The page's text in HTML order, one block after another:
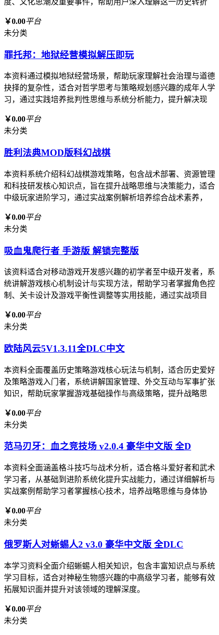
度、文化思潮及重要事件，帮助用户深入理解这一历史转折
￥0.00平台
未分类
罪托邦：地狱经营模拟解压即玩
本资料通过模拟地狱经营场景，帮助玩家理解社会治理与道德
抉择的复杂性，适合对哲学思考与策略规划感兴趣的成年人学
习，通过实践培养批判性思维与系统分析能力，提升解决现
￥0.00平台
未分类
胜利法典MOD版科幻战棋
本资料系统介绍科幻战棋游戏策略，包含战术部署、资源管理
和科技研发核心知识点，旨在提升战略思维与决策能力，适合
中级玩家进阶学习，通过实战案例解析培养综合战术素养，
￥0.00平台
未分类
吸血鬼爬行者 手游版 解锁完整版
该资料适合对移动游戏开发感兴趣的初学者至中级开发者，系
统讲解游戏核心机制设计与实现方法，帮助学习者掌握角色控
制、关卡设计及游戏平衡性调整等实用技能，通过实战项目
￥0.00平台
未分类
欧陆风云5V1.3.11全DLC中文
本资料全面覆盖历史策略游戏核心玩法与机制，适合历史爱好
及策略游戏入门者，系统讲解国家管理、外交互动与军事扩张
知识，帮助玩家掌握游戏基础操作与高级策略，提升战略思
￥0.00平台
未分类
范马刃牙：血之竞技场 v2.0.4 豪华中文版 全D
本资料全面涵盖格斗技巧与战术分析，适合格斗爱好者和武术
学习者，从基础到进阶系统化提升实战能力，通过详细解析与
实战案例帮助学习者掌握核心技术，培养战略思维与身体协
￥0.00平台
未分类
俄罗斯人对蜥蜴人2 v3.0 豪华中文版 全DLC
本学习资料全面介绍蜥蜴人相关知识，包含丰富知识点与系统
学习目标，适合对神秘生物感兴趣的中高级学习者，能够有效
拓展知识面并提升对该领域的理解深度。
￥0.00平台
未分类